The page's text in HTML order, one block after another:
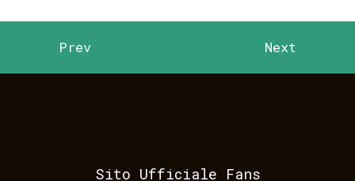
Prev Next
Sito Ufficiale Fans